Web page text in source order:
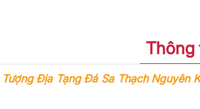
Thông
Tượng Địa Tạng Đá Sa Thạch Nguyên